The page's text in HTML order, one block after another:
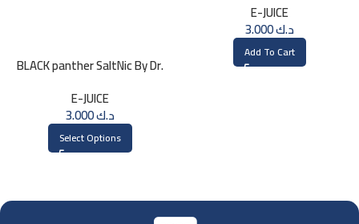
BLACK panther SaltNic By Dr.
E-JUICE
د.ك3.000
Select Options
E-JUICE
د.ك3.000
Add To Cart